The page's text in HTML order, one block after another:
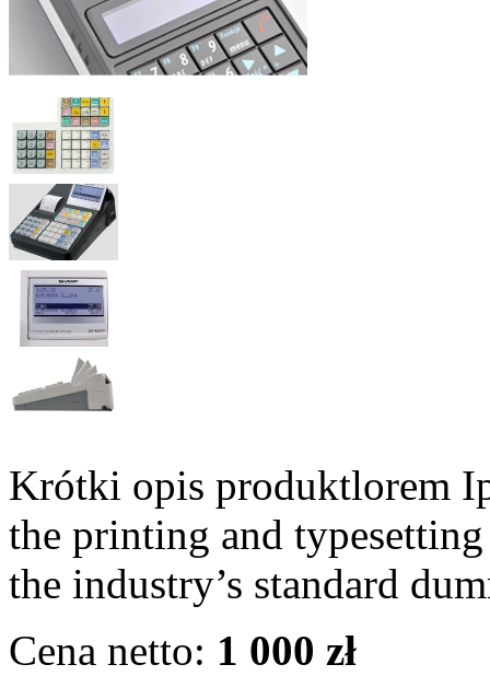
Krótki opis produktlorem
the printing and
the industry’s standard
Cena netto: 1 000 zł